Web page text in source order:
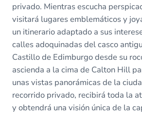
privado. Mientras escucha
visitará lugares emblemáticos y
un itinerario adaptado a sus
calles adoquinadas del casco
Castillo de Edimburgo desde su
ascienda a la cima de Calton Hill
unas vistas panorámicas de la
recorrido privado, recibirá toda la
y obtendrá una visión única de la